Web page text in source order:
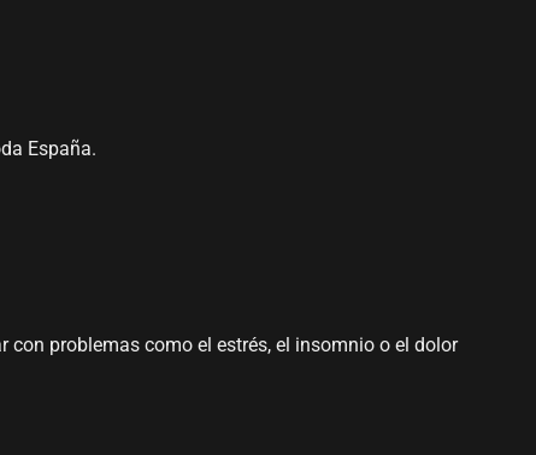
España.
problemas como el estrés, el insomnio o el dolor